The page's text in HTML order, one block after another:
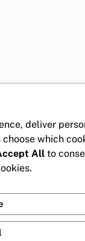
deliver
which
All to